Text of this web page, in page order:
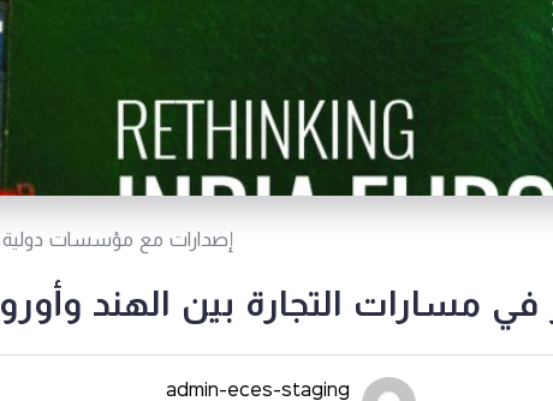
إصدارات مع مؤسسات دولية
في مسارات التجارة بين الهند
admin-eces-staging